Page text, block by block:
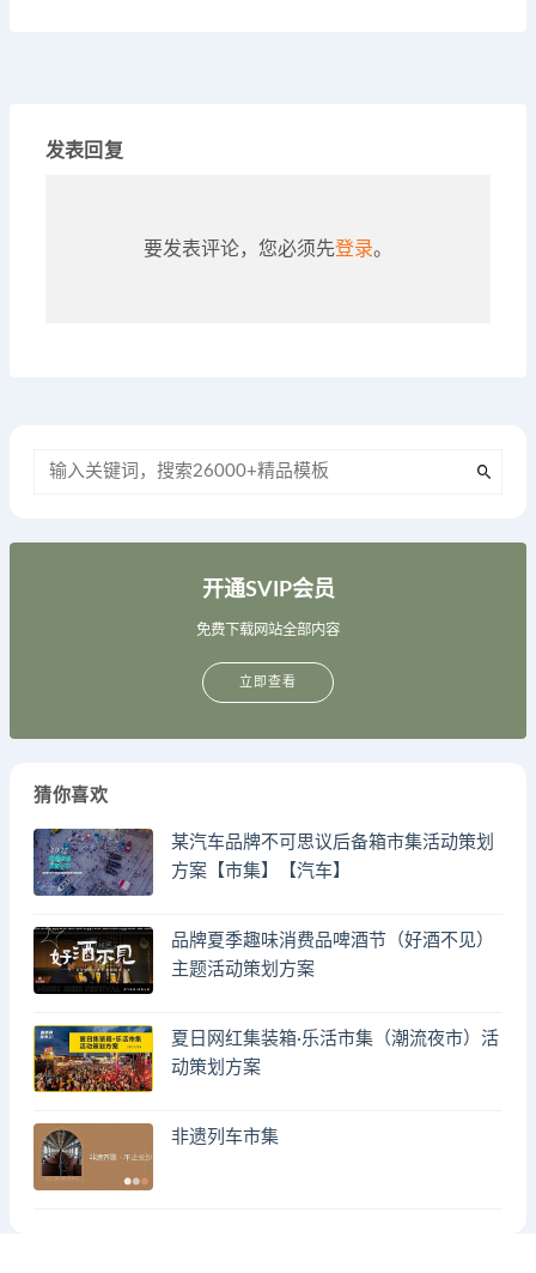
发表回复
要发表评论，您必须先登录。
开通SVIP会员
免费下载网站全部内容
立即查看
猜你喜欢
某汽车品牌不可思议后备箱市集活动策划
方案【市集】【汽车】
品牌夏季趣味消费品啤酒节（好酒不见）
主题活动策划方案
夏日网红集装箱·乐活市集（潮流夜市）活
动策划方案
非遗列车市集